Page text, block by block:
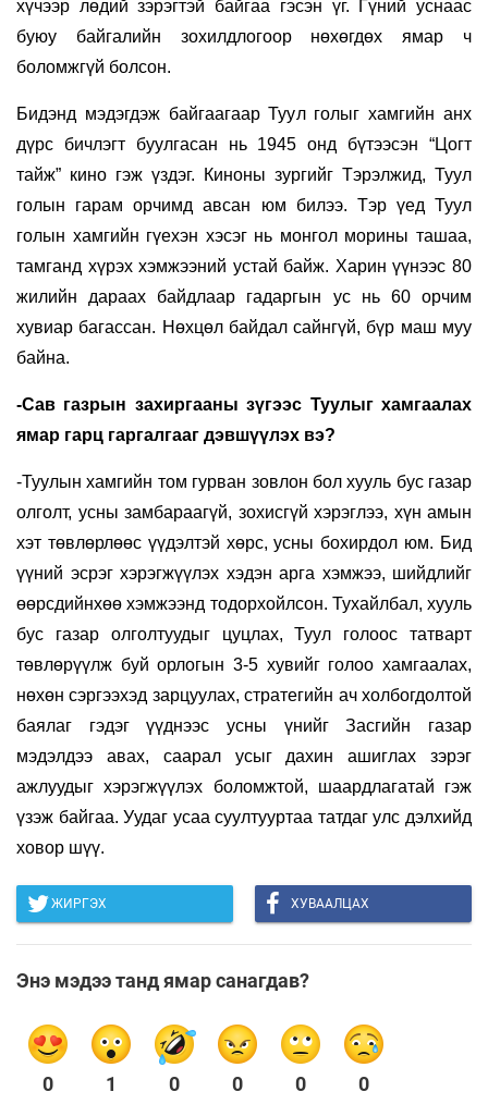
хүчээр лөдий зэрэгтэй байгаа гэсэн үг. Гүний уснаас
буюу байгалийн зохилдлогоор нөхөгдөх ямар ч
боломжгүй болсон.
Бидэнд мэдэгдэж байгаагаар Туул голыг хамгийн анх
дүрс бичлэгт буулгасан нь 1945 онд бүтээсэн “Цогт
тайж” кино гэж үздэг. Киноны зургийг Тэрэлжид, Туул
голын гарам орчимд авсан юм билээ. Тэр үед Туул
голын хамгийн гүехэн хэсэг нь монгол морины ташаа,
тамганд хүрэх хэмжээний устай байж. Харин үүнээс 80
жилийн дараах байдлаар гадаргын ус нь 60 орчим
хувиар багассан. Нөхцөл байдал сайнгүй, бүр маш муу
байна.
-Сав газрын захиргааны зүгээс Туулыг хамгаалах
ямар гарц гаргалгааг дэвшүүлэх вэ?
-Туулын хамгийн том гурван зовлон бол хууль бус газар
олголт, усны замбараагүй, зохисгүй хэрэглээ, хүн амын
хэт төвлөрлөөс үүдэлтэй хөрс, усны бохирдол юм. Бид
үүний эсрэг хэрэгжүүлэх хэдэн арга хэмжээ, шийдлийг
өөрсдийнхөө хэмжээнд тодорхойлсон. Тухайлбал, хууль
бус газар олголтуудыг цуцлах, Туул голоос татварт
төвлөрүүлж буй орлогын 3-5 хувийг голоо хамгаалах,
нөхөн сэргээхэд зарцуулах, стратегийн ач холбогдолтой
баялаг гэдэг үүднээс усны үнийг Засгийн газар
мэдэлдээ авах, саарал усыг дахин ашиглах зэрэг
ажлуудыг хэрэгжүүлэх боломжтой, шаардлагатай гэж
үзэж байгаа. Уудаг усаа суултууртаа татдаг улс дэлхийд
ховор шүү.
ЖИРГЭХ ХУВААЛЦАХ
Энэ мэдээ танд ямар санагдав?
0 1 0 0 0 0